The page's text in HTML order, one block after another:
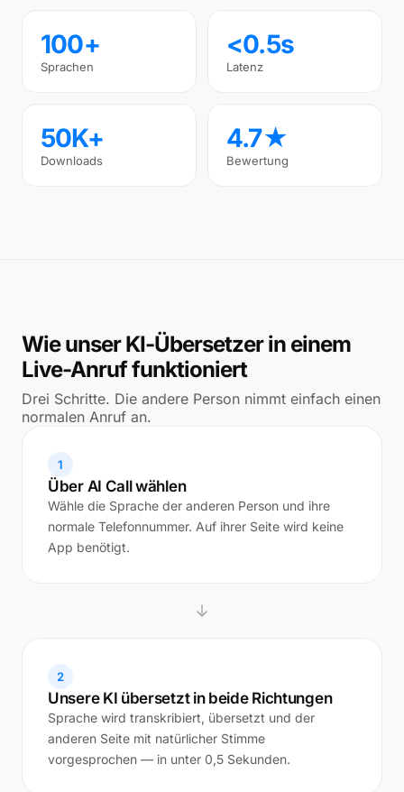
100+
Sprachen
<0.5s
Latenz
50K+
Downloads
4.7★
Bewertung
Wie unser KI-Übersetzer in einem
Live-Anruf funktioniert
Drei Schritte. Die andere Person nimmt einfach einen
normalen Anruf an.
1
Über AI Call wählen
Wähle die Sprache der anderen Person und ihre
normale Telefonnummer. Auf ihrer Seite wird keine
App benötigt.
2
Unsere KI übersetzt in beide Richtungen
Sprache wird transkribiert, übersetzt und der
anderen Seite mit natürlicher Stimme
vorgesprochen — in unter 0,5 Sekunden.